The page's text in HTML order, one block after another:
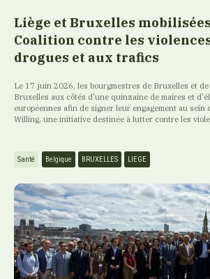
Liège et Bruxelles
Coalition contre les
drogues et aux trafics
Le 17 juin 2026, les bourgmestres de Bruxelles et
Bruxelles aux côtés d'une quinzaine de maires et
européennes afin de signer leur engagement au sein
Willing, une initiative destinée à lutter contre les
Santé Belgique BRUXELLES LIEGE